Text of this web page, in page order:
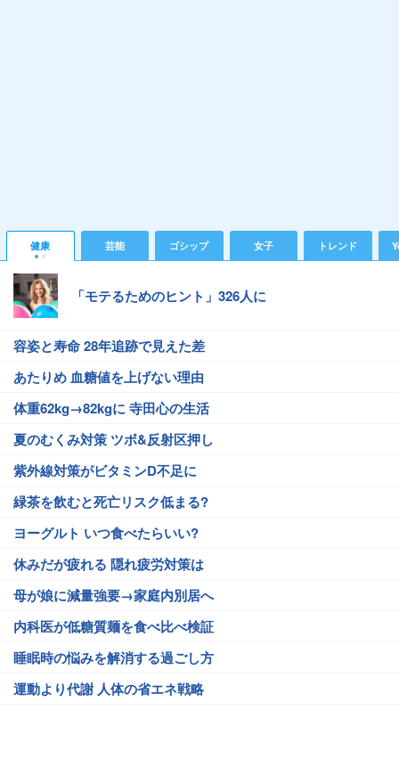
健康 芸能 ゴシップ 女子 トレンド
「モテるためのヒント」326人に
容姿と寿命 28年追跡で見えた差
あたりめ 血糖値を上げない理由
体重62kg→82kgに 寺田心の生活
夏のむくみ対策 ツボ&反射区押し
紫外線対策がビタミンD不足に
緑茶を飲むと死亡リスク低まる?
ヨーグルト いつ食べたらいい?
休みだが疲れる 隠れ疲労対策は
母が娘に減量強要→家庭内別居へ
内科医が低糖質麺を食べ比べ検証
睡眠時の悩みを解消する過ごし方
運動より代謝 人体の省エネ戦略